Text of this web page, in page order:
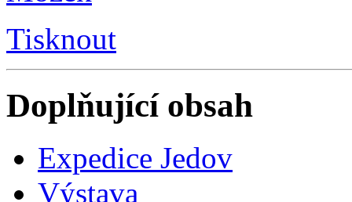
Tisknout
Doplňující obsah
Expedice Jedov
Výstava